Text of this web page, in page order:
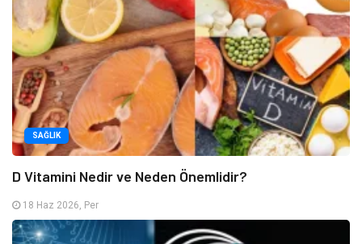
SAĞLIK
D Vitamini Nedir ve Neden Önemlidir?
18 Haz 2026, Per